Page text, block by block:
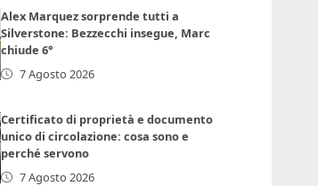
Alex Marquez sorprende tutti a
Silverstone: Bezzecchi insegue, Marc
chiude 6°
7 Agosto 2026
Certificato di proprietà e documento
unico di circolazione: cosa sono e
perché servono
7 Agosto 2026